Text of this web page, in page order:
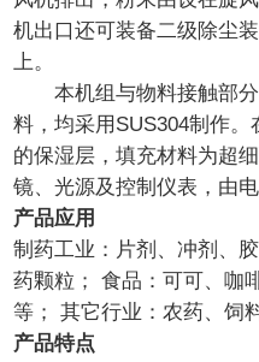
机出口还可装备二级除尘
上。
本机组与物料接触部分
料，均采用SUS304制作
的保湿层，填充材料为超
镜、光源及控制仪表，由
产品应用
制药工业：片剂、冲剂、
药颗粒； 食品：可可、咖
等； 其它行业：农药、饲
产品特点